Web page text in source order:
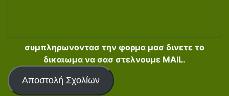
συμπληρωνοντασ την φορμα μασ δινετε το
δικαιωμα να σασ στελνουμε MAIL.
Αποστολή Σχολίων